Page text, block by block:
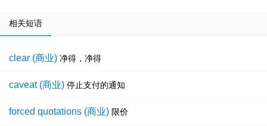
相关短语
clear (商业) 净得，净得
caveat (商业) 停止支付的通知
forced quotations (商业) 限价